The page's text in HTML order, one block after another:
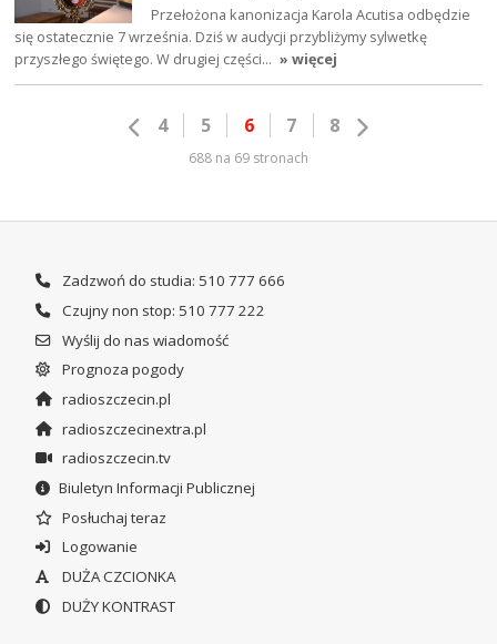
Przełożona kanonizacja Karola Acutisa odbędzie
się ostatecznie 7 września. Dziś w audycji przybliżymy sylwetkę
przyszłego świętego. W drugiej części… » więcej
4 5 6 7 8
688 na 69 stronach
Zadzwoń do studia: 510 777 666
Czujny non stop: 510 777 222
Wyślij do nas wiadomość
Prognoza pogody
radioszczecin.pl
radioszczecinextra.pl
radioszczecin.tv
Biuletyn Informacji Publicznej
Posłuchaj teraz
Logowanie
DUŻA CZCIONKA
DUŻY KONTRAST